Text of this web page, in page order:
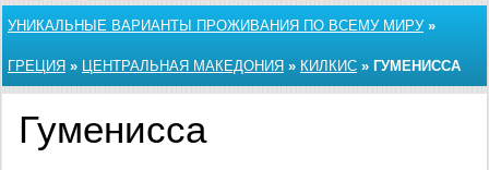
УНИКАЛЬНЫЕ ВАРИАНТЫ ПРОЖИВАНИЯ ПО ВСЕМУ МИРУ»
ГРЕЦИЯ » ЦЕНТРАЛЬНАЯ МАКЕДОНИЯ » КИЛКИС » ГУМЕНИССА
Гуменисса